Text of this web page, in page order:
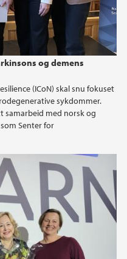
og demens
(ICoN) skal snu fokuset
sykdommer.
samarbeid med norsk og
Senter for
(3)
(1)